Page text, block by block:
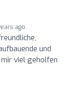
ago
und
viel geholfen